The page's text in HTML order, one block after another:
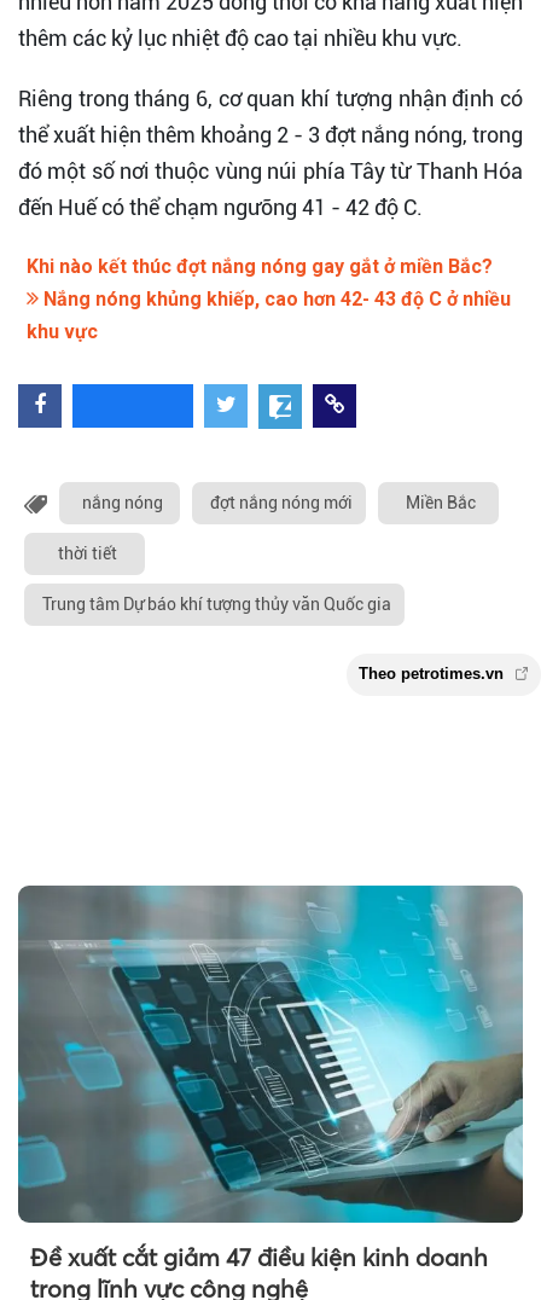
thêm các kỷ lục nhiệt độ cao tại nhiều khu vực.
Riêng trong tháng 6, cơ quan khí tượng nhận định có
thể xuất hiện thêm khoảng 2 - 3 đợt nắng nóng, trong
đó một số nơi thuộc vùng núi phía Tây từ Thanh Hóa
đến Huế có thể chạm ngưỡng 41 - 42 độ C.
Khi nào kết thúc đợt nắng nóng gay gắt ở miền Bắc?
Nắng nóng khủng khiếp, cao hơn 42- 43 độ C ở nhiều
khu vực
nắng nóng đợt nắng nóng mới Miền Bắc
thời tiết
Trung tâm Dự báo khí tượng thủy văn Quốc gia
Theo
Đề xuất cắt giảm 47 điều kiện kinh doanh
trong lĩnh vực công nghệ